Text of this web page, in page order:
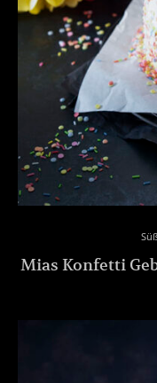
Mias Konfetti